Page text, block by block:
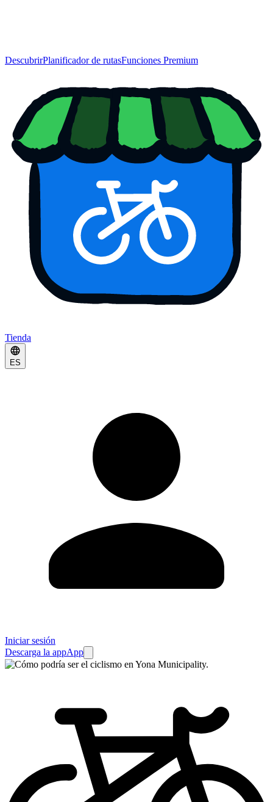
DescubrirPlanificador de rutasFunciones Premium
Tienda
ES
Iniciar sesión
Descarga la appApp